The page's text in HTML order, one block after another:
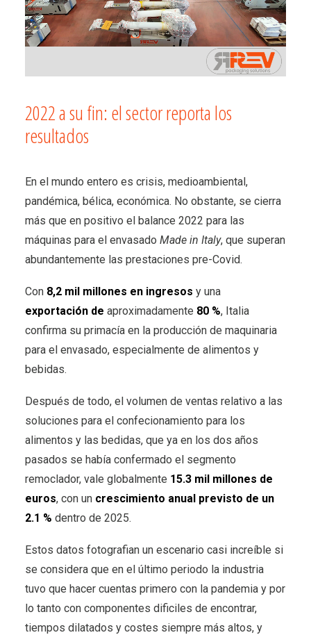
2022 a su fin: el sector reporta los
resultados
En el mundo entero es crisis, medioambiental,
pandémica, bélica, económica. No obstante, se cierra
más que en positivo el balance 2022 para las
máquinas para el envasado Made in Italy, que superan
abundantemente las prestaciones pre-Covid.
Con 8,2 mil millones en ingresos y una
exportación de aproximadamente 80 %, Italia
confirma su primacía en la producción de maquinaria
para el envasado, especialmente de alimentos y
bebidas.
Después de todo, el volumen de ventas relativo a las
soluciones para el confecionamiento para los
alimentos y las bedidas, que ya en los dos años
pasados se había confermado el segmento
remoclador, vale globalmente 15.3 mil millones de
euros, con un crescimiento anual previsto de un
2.1 % dentro de 2025.
Estos datos fotografian un escenario casi increíble si
se considera que en el último periodo la industria
tuvo que hacer cuentas primero con la pandemia y por
lo tanto con componentes dificiles de encontrar,
tiempos dilatados y costes siempre más altos, y